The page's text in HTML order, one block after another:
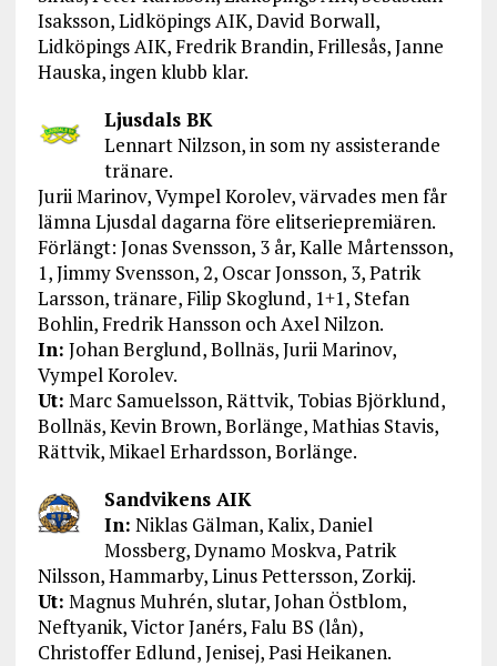
Isaksson, Lidköpings AIK, David Borwall,
Lidköpings AIK, Fredrik Brandin, Frillesås, Janne
Hauska, ingen klubb klar.
Ljusdals BK
Lennart Nilzson, in som ny assisterande
tränare.
Jurii Marinov, Vympel Korolev, värvades men får
lämna Ljusdal dagarna före elitseriepremiären.
Förlängt: Jonas Svensson, 3 år, Kalle Mårtensson,
1, Jimmy Svensson, 2, Oscar Jonsson, 3, Patrik
Larsson, tränare, Filip Skoglund, 1+1, Stefan
Bohlin, Fredrik Hansson och Axel Nilzon.
In: Johan Berglund, Bollnäs, Jurii Marinov,
Vympel Korolev.
Ut: Marc Samuelsson, Rättvik, Tobias Björklund,
Bollnäs, Kevin Brown, Borlänge, Mathias Stavis,
Rättvik, Mikael Erhardsson, Borlänge.
Sandvikens AIK
In: Niklas Gälman, Kalix, Daniel
Mossberg, Dynamo Moskva, Patrik
Nilsson, Hammarby, Linus Pettersson, Zorkij.
Ut: Magnus Muhrén, slutar, Johan Östblom,
Neftyanik, Victor Janérs, Falu BS (lån),
Christoffer Edlund, Jenisej, Pasi Heikanen.